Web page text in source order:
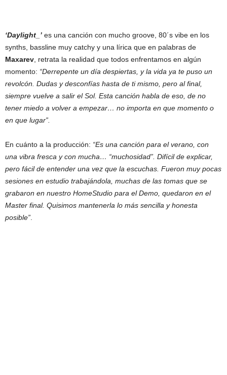
‘Daylight_’ es una canción con mucho groove, 80´s vibe en los
synths, bassline muy catchy y una lírica que en palabras de
Maxarev, retrata la realidad que todos enfrentamos en algún
momento: “Derrepente un día despiertas, y la vida ya te puso un
revolcón. Dudas y desconfías hasta de ti mismo, pero al final,
siempre vuelve a salir el Sol. Esta canción habla de eso, de no
tener miedo a volver a empezar… no importa en que momento o
en que lugar”.
En cuánto a la producción: “Es una canción para el verano, con
una vibra fresca y con mucha… “muchosidad”. Difícil de explicar,
pero fácil de entender una vez que la escuchas. Fueron muy pocas
sesiones en estudio trabajándola, muchas de las tomas que se
grabaron en nuestro HomeStudio para el Demo, quedaron en el
Master final. Quisimos mantenerla lo más sencilla y honesta
posible”.